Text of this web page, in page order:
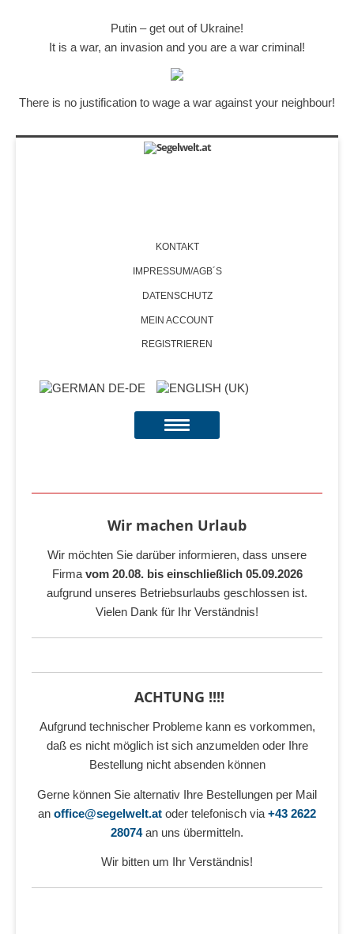
Putin – get out of Ukraine!
It is a war, an invasion and you are a war criminal!
There is no justification to wage a war against your neighbour!
KONTAKT
IMPRESSUM/AGB´S
DATENSCHUTZ
MEIN ACCOUNT
REGISTRIEREN
Wir machen Urlaub
Wir möchten Sie darüber informieren, dass unsere
Firma vom 20.08. bis einschließlich 05.09.2026
aufgrund unseres Betriebsurlaubs geschlossen ist.
Vielen Dank für Ihr Verständnis!
ACHTUNG !!!!
Aufgrund technischer Probleme kann es vorkommen,
daß es nicht möglich ist sich anzumelden oder Ihre
Bestellung nicht absenden können
Gerne können Sie alternativ Ihre Bestellungen per Mail
an office@segelwelt.at oder telefonisch via +43 2622
28074an uns übermitteln.
Wir bitten um Ihr Verständnis!